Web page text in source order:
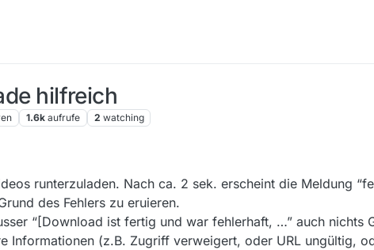
hilfreich
1.6k aufrufe 2 watching
runterzuladen. Nach ca. 2 sek. erscheint die Meldung
des Fehlers zu eruieren.
“[Download ist fertig und war fehlerhaft, …” auch nichts
Informationen (z.B. Zugriff verweigert, oder URL ungültig,